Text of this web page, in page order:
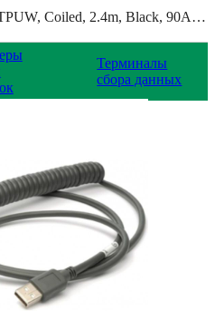
Кабель Cable, USB, Type A,TPUW, Coiled, 2.4m, Black, 90A052285
Терминалы
сбора данных